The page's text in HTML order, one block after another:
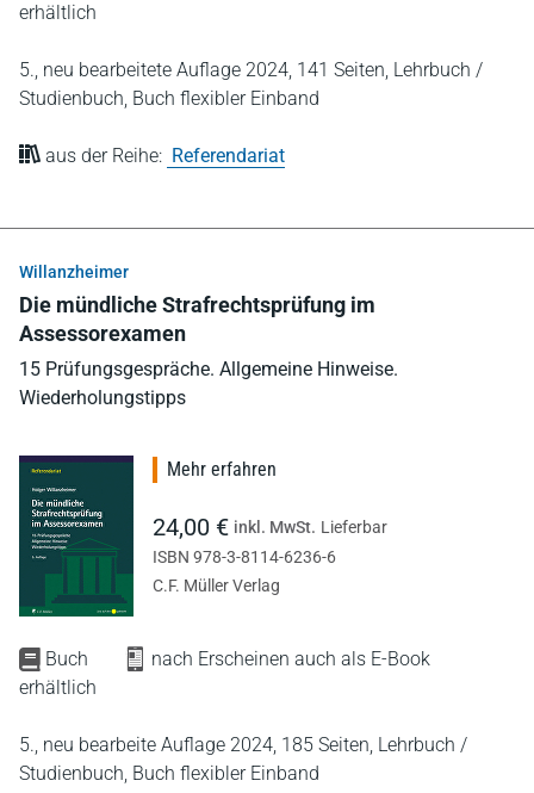
erhältlich
5., neu bearbeitete Auflage 2024, 141 Seiten, Lehrbuch /
Studienbuch, Buch flexibler Einband
aus der Reihe: Referendariat
Willanzheimer
Die mündliche Strafrechtsprüfung im
Assessorexamen
15 Prüfungsgespräche. Allgemeine Hinweise.
Wiederholungstipps
Buch
nach Erscheinen auch als E-Book
erhältlich
5., neu bearbeite Auflage 2024, 185 Seiten, Lehrbuch /
Studienbuch, Buch flexibler Einband
Mehr erfahren
24,00 € inkl. MwSt. Lieferbar
ISBN 978-3-8114-6236-6
C.F. Müller Verlag